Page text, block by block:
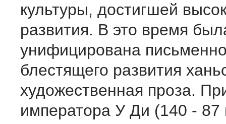
культуры, достигшей
развития. В это время
унифицирована
блестящего развития
художественная проза.
императора У Ди (140 - 87